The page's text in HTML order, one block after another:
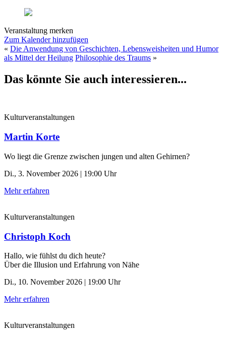
Veranstaltung merken
Zum Kalender hinzufügen
« Die Anwendung von Geschichten, Lebensweisheiten und Humor
als Mittel der Heilung Philosophie des Traums »
Das könnte Sie auch interessieren...
Kulturveranstaltungen
Martin Korte
Wo liegt die Grenze zwischen jungen und alten Gehirnen?
Di., 3. November 2026 | 19:00 Uhr
Mehr erfahren
Kulturveranstaltungen
Christoph Koch
Hallo, wie fühlst du dich heute?
Über die Illusion und Erfahrung von Nähe
Di., 10. November 2026 | 19:00 Uhr
Mehr erfahren
Kulturveranstaltungen